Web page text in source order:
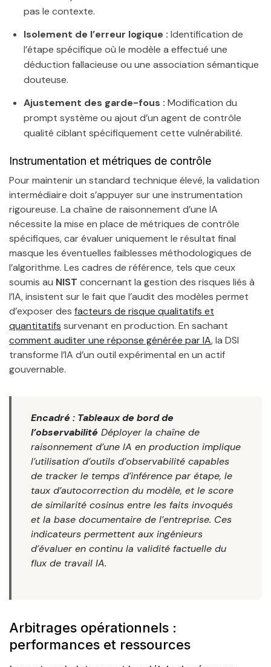
pas le contexte.
Isolement de l’erreur logique : Identification de
l’étape spécifique où le modèle a effectué une
déduction fallacieuse ou une association sémantique
douteuse.
Ajustement des garde-fous : Modification du
prompt système ou ajout d’un agent de contrôle
qualité ciblant spécifiquement cette vulnérabilité.
Instrumentation et métriques de contrôle
Pour maintenir un standard technique élevé, la validation
intermédiaire doit s’appuyer sur une instrumentation
rigoureuse. La chaîne de raisonnement d’une IA
nécessite la mise en place de métriques de contrôle
spécifiques, car évaluer uniquement le résultat final
masque les éventuelles faiblesses méthodologiques de
l’algorithme. Les cadres de référence, tels que ceux
soumis au NIST concernant la gestion des risques liés à
l’IA, insistent sur le fait que l’audit des modèles permet
d’exposer des facteurs de risque qualitatifs et
quantitatifs survenant en production. En sachant
comment auditer une réponse générée par IA, la DSI
transforme l’IA d’un outil expérimental en un actif
gouvernable.
Encadré : Tableaux de bord de
l’observabilité Déployer la chaîne de
raisonnement d’une IA en production implique
l’utilisation d’outils d’observabilité capables
de tracker le temps d’inférence par étape, le
taux d’autocorrection du modèle, et le score
de similarité cosinus entre les faits invoqués
et la base documentaire de l’entreprise. Ces
indicateurs permettent aux ingénieurs
d’évaluer en continu la validité factuelle du
flux de travail IA.
Arbitrages opérationnels :
performances et ressources